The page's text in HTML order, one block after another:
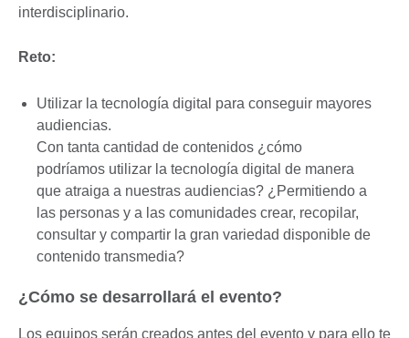
interdisciplinario.
Reto:
Utilizar la tecnología digital para conseguir mayores
audiencias.
Con tanta cantidad de contenidos ¿cómo
podríamos utilizar la tecnología digital de manera
que atraiga a nuestras audiencias? ¿Permitiendo a
las personas y a las comunidades crear, recopilar,
consultar y compartir la gran variedad disponible de
contenido transmedia?
¿Cómo se desarrollará el evento?
Los equipos serán creados antes del evento y para ello te